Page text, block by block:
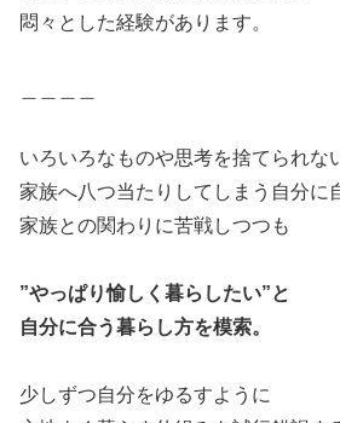
悶々とした経験があります。
いろいろなものや思考を捨てられな
家族へ八つ当たりしてしまう自分に
家族との関わりに苦戦しつつも
”やっぱり愉しく暮らしたい”と
自分に合う暮らし方を模索。
少しずつ自分をゆるすように